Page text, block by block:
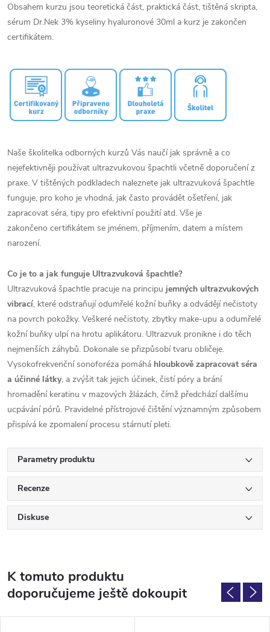
Obsahem kurzu jsou teoretická část, praktická část, tištěná skripta,
sérum Dr.Nek 3% kyseliny hyaluronové 30ml a kurz je zakončen
certifikátem.
Naše školitelka odborných kurzů Vás naučí jak správně a co
nejefektivněji používat ultrazvukovou špachtli včetně doporučení z
praxe. V tištěných podkladech naleznete jak ultrazvuková špachtle
funguje, pro koho je vhodná, jak často provádět ošetření, jak
zapracovat séra, tipy pro efektivní použití atd. Vše je
zakončeno certifikátem se jménem, příjmením, datem a místem
narození.
Co je to a jak funguje Ultrazvuková špachtle?
Ultrazvuková špachtle pracuje na principu jemných ultrazvukových
vibrací, které odstraňují odumřelé kožní buňky a odvádějí nečistoty
na povrch pokožky. Veškeré nečistoty, zbytky make-upu a odumřelé
kožní buňky ulpí na hrotu aplikátoru. Ultrazvuk pronikne i do těch
nejmenších záhybů. Dokonale se přizpůsobí tvaru obličeje.
Vysokofrekvenční sonoforéza pomáhá hloubkově zapracovat séra
a účinné látky, a zvýšit tak jejich účinek, čistí póry a brání
hromadění keratinu v mazových žlázách, čímž předchází dalšímu
ucpávání pórů. Pravidelné přístrojové čištění významným způsobem
přispívá ke zpomalení procesu stárnutí pleti.
Parametry produktu
Recenze
Diskuse
K tomuto produktu
doporučujeme ještě dokoupit